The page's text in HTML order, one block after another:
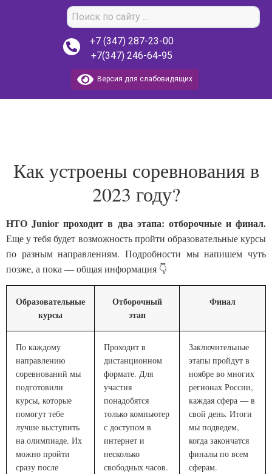
+7 (347) 287-23-00
+7(347) 246-64-95
Версия для слабовидящих
Как устроены соревнования в
2023 году?
НТО Junior проходит в два этапа: отборочные и финал.
Еще у тебя будет возможность пройти образовательные курсы
по разным направлениям. Подробности мы напишем чуть
позже, а пока — общая информация 👇
Образовательные
курсы
Отборочный
этап
Финал
По каждому
направлению
соревнований мы
подготовили
курсы, которые
помогут тебе
лучше выступить
на олимпиаде. Их
можно пройти
сразу после
Проходит в
дистанционном
формате. Для
участия
понадобятся
только компьютер
с доступом в
интернет и
несколько
свободных часов.
Заключительные
этапы пройдут в
ноябре во многих
регионах России,
каждая сфера — в
свой день. Итоги
мы подведем,
когда закончатся
финалы по всем
сферам.